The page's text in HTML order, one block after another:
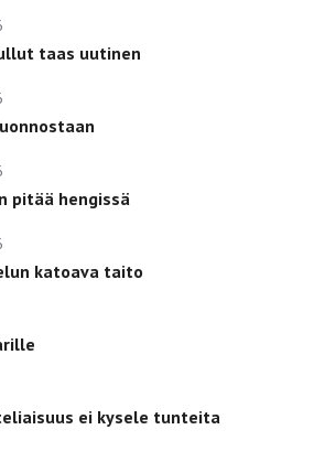
taas uutinen
pitää hengissä
katoava taito
ei kysele tunteita